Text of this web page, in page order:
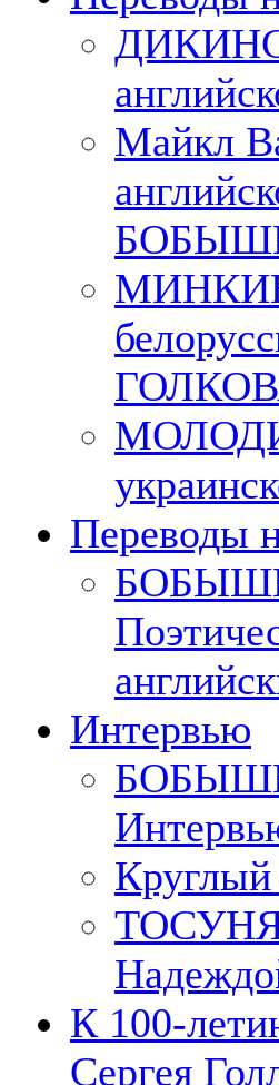
Майкл
Переводы
Интервью
Круглый
К 100-
Сергея